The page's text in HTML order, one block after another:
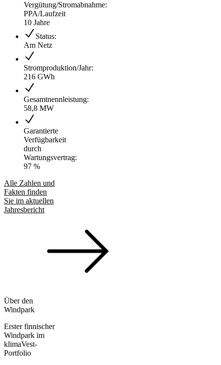
Vergütung/Stromabnahme:
PPA/Laufzeit
10 Jahre
Status:
Am Netz
Stromproduktion/Jahr:
216 GWh
Gesamtnennleistung:
58,8 MW
Garantierte
Verfügbarkeit
durch
Wartungsvertrag:
97 %
Alle Zahlen und
Fakten finden
Sie im aktuellen
Jahresbericht
Über den
Windpark
Erster finnischer
Windpark im
klimaVest-
Portfolio